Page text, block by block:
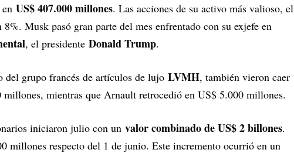
US$ 407.000 millones. Las acciones de su activo más valioso, el
8%. Musk pasó gran parte del mes enfrentado con su exjefe en
, el presidente Donald Trump.
del grupo francés de artículos de lujo LVMH, también vieron caer
mientras que Arnault retrocedió en US$ 5.000 millones.
iniciaron julio con un valor combinado de US$ 2 billones.
millones respecto del 1 de junio. Este incremento ocurrió en un